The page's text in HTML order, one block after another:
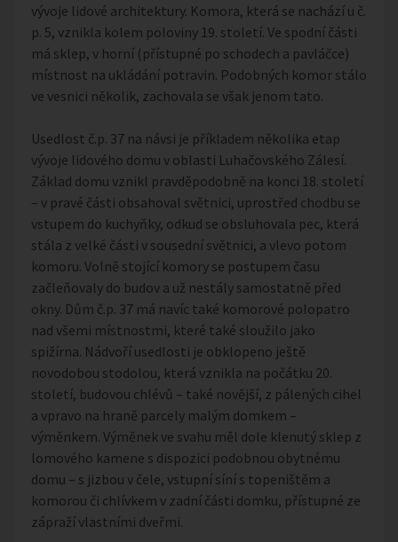
vývoje lidové architektury. Komora, která se nachází u č.
p. 5, vznikla kolem poloviny 19. století. Ve spodní části
má sklep, v horní (přístupné po schodech a pavláčce)
místnost na ukládání potravin. Podobných komor stálo
ve vesnici několik, zachovala se však jenom tato.
Usedlost č.p. 37 na návsi je příkladem několika etap
vývoje lidového domu v oblasti Luhačovského Zálesí.
Základ domu vznikl pravděpodobně na konci 18. století
– v pravé části obsahoval světnici, uprostřed chodbu se
vstupem do kuchyňky, odkud se obsluhovala pec, která
stála z velké části v sousední světnici, a vlevo potom
komoru. Volně stojící komory se postupem času
začleňovaly do budov a už nestály samostatně před
okny. Dům č.p. 37 má navíc také komorové polopatro
nad všemi místnostmi, které také sloužilo jako
spižírna. Nádvoří usedlosti je obklopeno ještě
novodobou stodolou, která vznikla na počátku 20.
století, budovou chlévů – také novější, z pálených cihel
a vpravo na hraně parcely malým domkem –
výměnkem. Výměnek ve svahu měl dole klenutý sklep z
lomového kamene s dispozici podobnou obytnému
domu – s jizbou v čele, vstupní síní s topeništěm a
komorou či chlívkem v zadní části domku, přístupné ze
zápraží vlastními dveřmi.